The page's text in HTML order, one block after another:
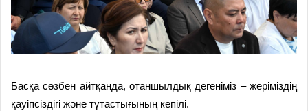
Басқа сөзбен айтқанда, отаншылдық дегеніміз – жеріміздің
қауіпсіздігі және тұтастығының кепілі.